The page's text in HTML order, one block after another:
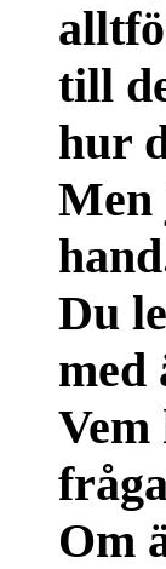
till
hur
Men
Du
med
Om